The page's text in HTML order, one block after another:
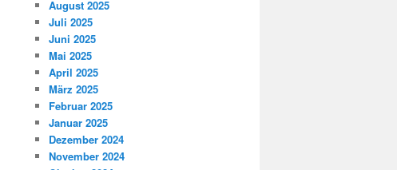
August 2025
Juli 2025
Juni 2025
Mai 2025
April 2025
März 2025
Februar 2025
Januar 2025
Dezember 2024
November 2024